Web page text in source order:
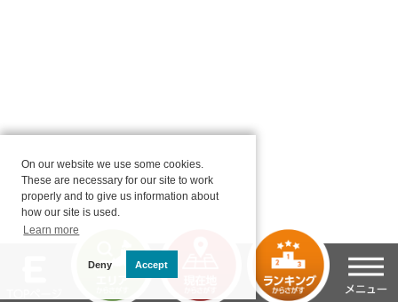
On our website we use some cookies.
These are necessary for our site to work
properly and to give us information about
how our site is used.
Learn more
Deny Accept